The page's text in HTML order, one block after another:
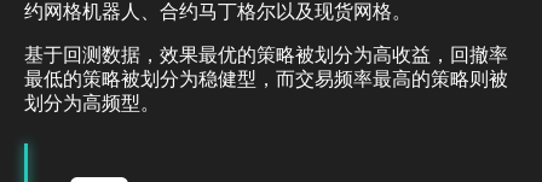
约网格机器人、合约马丁格尔以及现货网格。
基于回测数据，效果最优的策略被划分为高收益，回撤率
最低的策略被划分为稳健型，而交易频率最高的策略则被
划分为高频型。